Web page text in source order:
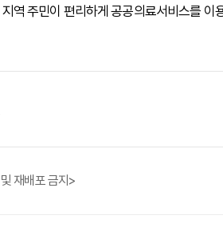
역 주민이 편리하게 공공의료서비스를 이
재배포 금지>